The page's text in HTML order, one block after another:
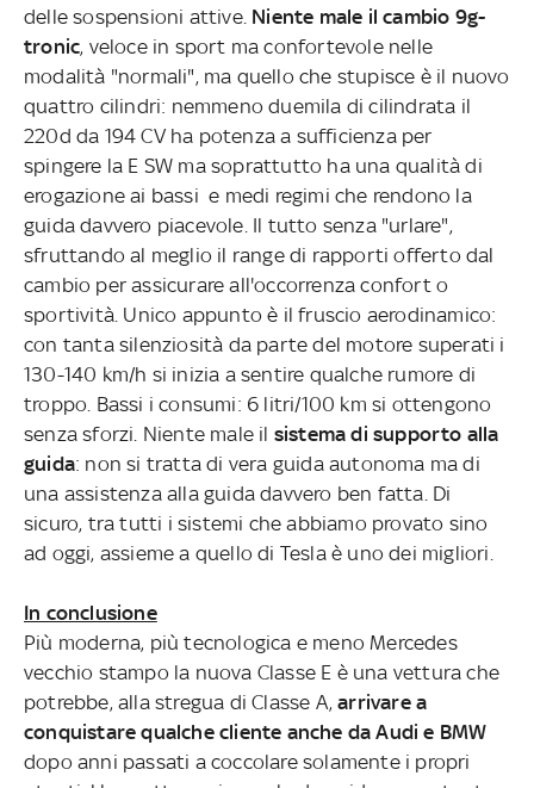
delle sospensioni attive. Niente male il cambio 9g-
tronic, veloce in sport ma confortevole nelle
modalità "normali", ma quello che stupisce è il nuovo
quattro cilindri: nemmeno duemila di cilindrata il
220d da 194 CV ha potenza a sufficienza per
spingere la E SW ma soprattutto ha una qualità di
erogazione ai bassi e medi regimi che rendono la
guida davvero piacevole. Il tutto senza "urlare",
sfruttando al meglio il range di rapporti offerto dal
cambio per assicurare all'occorrenza confort o
sportività. Unico appunto è il fruscio aerodinamico:
con tanta silenziosità da parte del motore superati i
130-140 km/h si inizia a sentire qualche rumore di
troppo. Bassi i consumi: 6 litri/100 km si ottengono
senza sforzi. Niente male il sistema di supporto alla
guida: non si tratta di vera guida autonoma ma di
una assistenza alla guida davvero ben fatta. Di
sicuro, tra tutti i sistemi che abbiamo provato sino
ad oggi, assieme a quello di Tesla è uno dei migliori.
In conclusione
Più moderna, più tecnologica e meno Mercedes
vecchio stampo la nuova Classe E è una vettura che
potrebbe, alla stregua di Classe A,arrivare a
conquistare qualche cliente anche da Audi e BMW
dopo anni passati a coccolare solamente i propri